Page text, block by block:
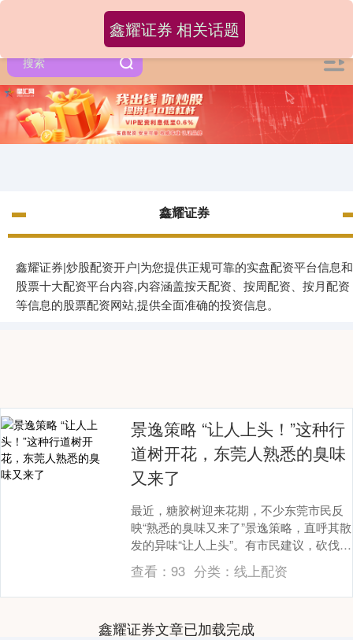
鑫耀证券
鑫耀证券|炒股配资开户|为您提供正规可靠的实盘配资平台信息和
股票十大配资平台内容,内容涵盖按天配资、按周配资、按月配资
等信息的股票配资网站,提供全面准确的投资信息。
鑫耀证券 相关话题
景逸策略 “让人上头！”这种行
道树开花，东莞人熟悉的臭味
又来了
最近，糖胶树迎来花期，不少东莞市民反
映“熟悉的臭味又来了”景逸策略，直呼其散
发的异味“让人上头”。有市民建议，砍伐或
者减少糖胶树的数量。对此，东莞市城市
管理和综....
查看：93 分类： 线上配资
鑫耀证券文章已加载完成